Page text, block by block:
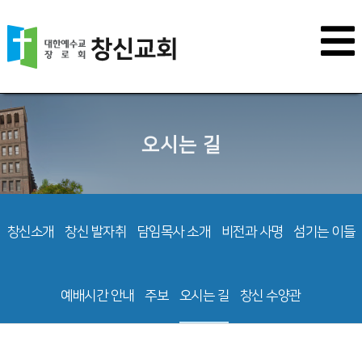
오시는 길
창신소개 창신 발자취 담임목사 소개 비전과 사명 섬기는 이들
예배시간 안내 주보 오시는 길 창신 수양관